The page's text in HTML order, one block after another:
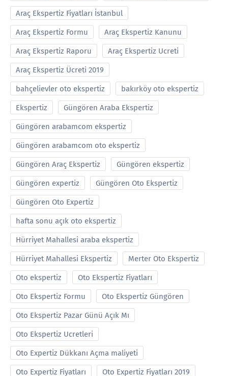
Araç Ekspertiz Fiyatları İstanbul
Araç Ekspertiz Formu Araç Ekspertiz Kanunu
Araç Ekspertiz Raporu Araç Ekspertiz Ucreti
Araç Ekspertiz Ücreti 2019
bahçelievler oto ekspertiz bakırköy oto ekspertiz
Ekspertiz Güngören Araba Ekspertiz
Güngören arabamcom ekspertiz
Güngören arabamcom oto ekspertiz
Güngören Araç Ekspertiz Güngören ekspertiz
Güngören expertiz Güngören Oto Ekspertiz
Güngören Oto Expertiz
hafta sonu açık oto ekspertiz
Hürriyet Mahallesi araba ekspertiz
Hürriyet Mahallesi Ekspertiz Merter Oto Ekspertiz
Oto ekspertiz Oto Ekspertiz Fiyatları
Oto Ekspertiz Formu Oto Ekspertiz Güngören
Oto Ekspertiz Pazar Günü Açık Mı
Oto Ekspertiz Ucretleri
Oto Expertiz Dükkanı Açma maliyeti
Oto Expertiz Fiyatları Oto Expertiz Fiyatları 2019